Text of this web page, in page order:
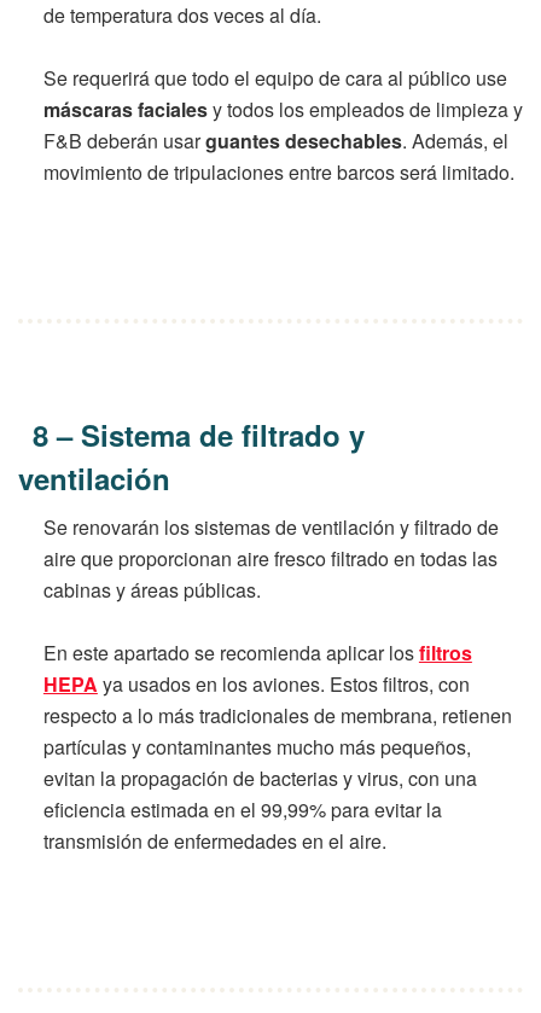
de temperatura dos veces al día.
Se requerirá que todo el equipo de cara al público use
máscaras facialesy todos los empleados de limpieza y
F&B deberán usarguantes desechables. Además, el
movimiento de tripulaciones entre barcos será limitado.
8 – Sistema de filtrado y
ventilación
Se renovarán los sistemas de ventilación y filtrado de
aire que proporcionan aire fresco filtrado en todas las
cabinas y áreas públicas.
En este apartado se recomienda aplicar losfiltros
HEPA ya usados en los aviones. Estos filtros, con
respecto a lo más tradicionales de membrana, retienen
partículas y contaminantes mucho más pequeños,
evitan la propagación de bacterias y virus, con una
eficiencia estimada en el 99,99% para evitar la
transmisión de enfermedades en el aire.